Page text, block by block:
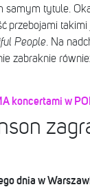
tytule.
przebojami takimi
People. Na
zabraknie
koncertami w
dnia w